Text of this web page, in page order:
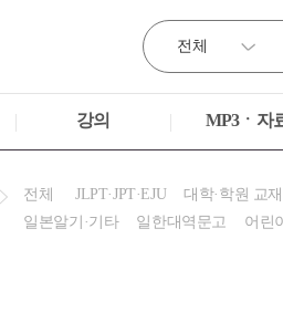
강의 MP3ㆍ자
전체 JLPT·JPT·EJU 대학·학원 교재
일본알기·기타
일한대역문고 어린